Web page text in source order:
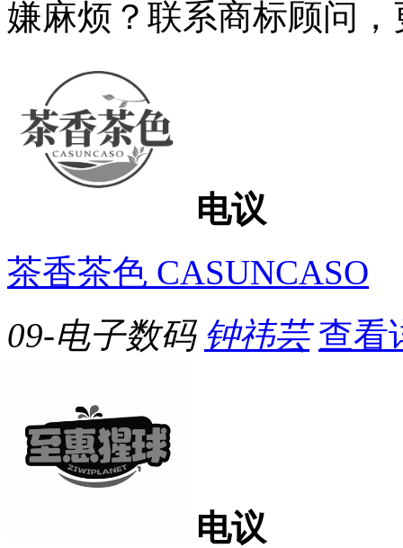
嫌麻烦？联系商标顾问
电议
茶香茶色 CASUNCASO
09-电子数码 钟祎芸 查看
电议